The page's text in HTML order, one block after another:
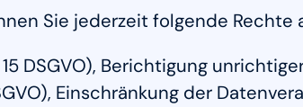
Sie jederzeit folgende Rechte
DSGVO), Berichtigung
Einschränkung der